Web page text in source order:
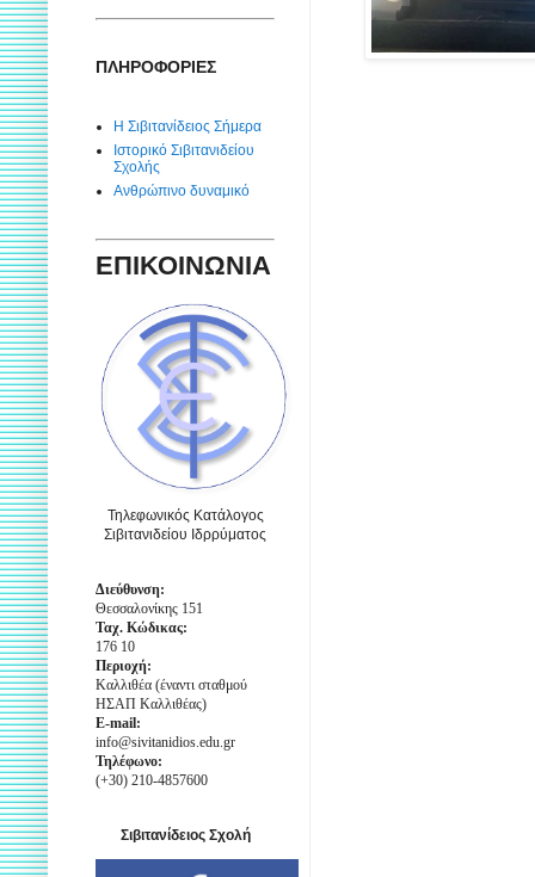
ΠΛΗΡΟΦΟΡΙΕΣ
Η Σιβιτανίδειος Σήμερα
Ιστορικό Σιβιτανιδείου
Σχολής
Ανθρώπινο δυναμικό
ΕΠΙΚΟΙΝΩΝΙΑ
Τηλεφωνικός Κατάλογος
Σιβιτανιδείου Ιδρρύματος
Διεύθυνση:
Θεσσαλονίκης 151
Ταχ. Κώδικας:
176 10
Περιοχή:
Καλλιθέα (έναντι σταθμού
ΗΣΑΠ Καλλιθέας)
E-mail:
info@sivitanidios.edu.gr
Τηλέφωνο:
(+30) 210-4857600
Σιβιτανίδειος Σχολή